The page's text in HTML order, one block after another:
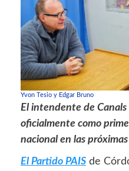
Yvon Tesio y Edgar Bruno
El intendente de
oficialmente como
nacional en las
El Partido PAIS de